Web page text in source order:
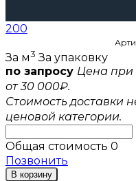
200
За м3 За упаковку
по запросу Цена при
от 30 000₽.
Стоимость доставки
ценовой категории.
Общая стоимость 0
Позвонить
В корзину